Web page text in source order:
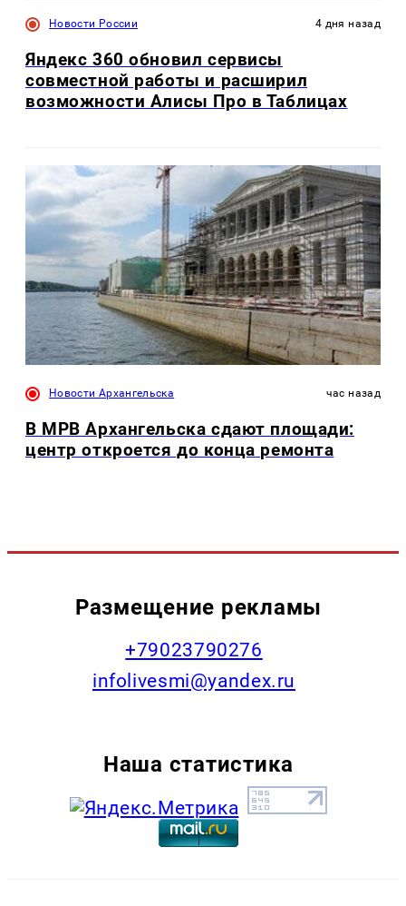
Новости России 4 дня назад
Яндекс 360 обновил сервисы
совместной работы и расширил
возможности Алисы Про в Таблицах
Новости Архангельска час назад
В МРВ Архангельска сдают площади:
центр откроется до конца ремонта
Размещение рекламы
+79023790276
infolivesmi@yandex.ru
Наша статистика